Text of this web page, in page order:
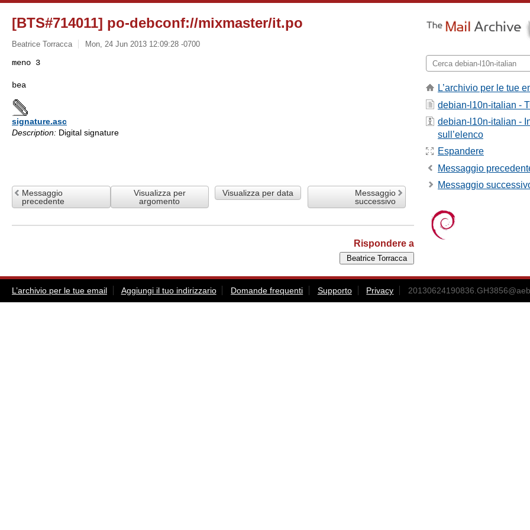
[BTS#714011] po-debconf://mixmaster/it.po
Beatrice Torracca Mon, 24 Jun 2013 12:09:28 -0700
meno 3
signature.asc
Description: Digital signature
Messaggio
precedente
Visualizza per
argomento
Visualizza per data
Messaggio
successivo
Rispondere a
L’archivio per le tue
debian-l10n-italian -
debian-l10n-italian -
sull’elenco
Espandere
Messaggio
Messaggio
L’archivio per le tue email Aggiungi il tuo indirizzario Domande frequenti Supporto Privacy